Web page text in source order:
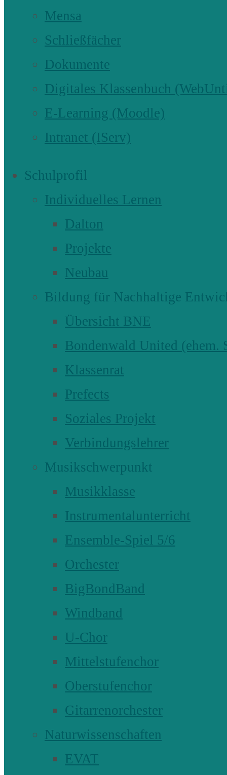
Mensa
Schließfächer
Dokumente
Digitales Klassenbuch
E-Learning (Moodle)
Intranet (IServ)
Schulprofil
Individuelles Lernen
Dalton
Projekte
Neubau
Bildung für Nachhaltige
Übersicht BNE
Bondenwald United (ehem.
Klassenrat
Prefects
Soziales Projekt
Verbindungslehrer
Musikschwerpunkt
Musikklasse
Instrumentalunterricht
Ensemble-Spiel 5/6
Orchester
BigBondBand
Windband
U-Chor
Mittelstufenchor
Oberstufenchor
Gitarrenorchester
Naturwissenschaften
EVAT